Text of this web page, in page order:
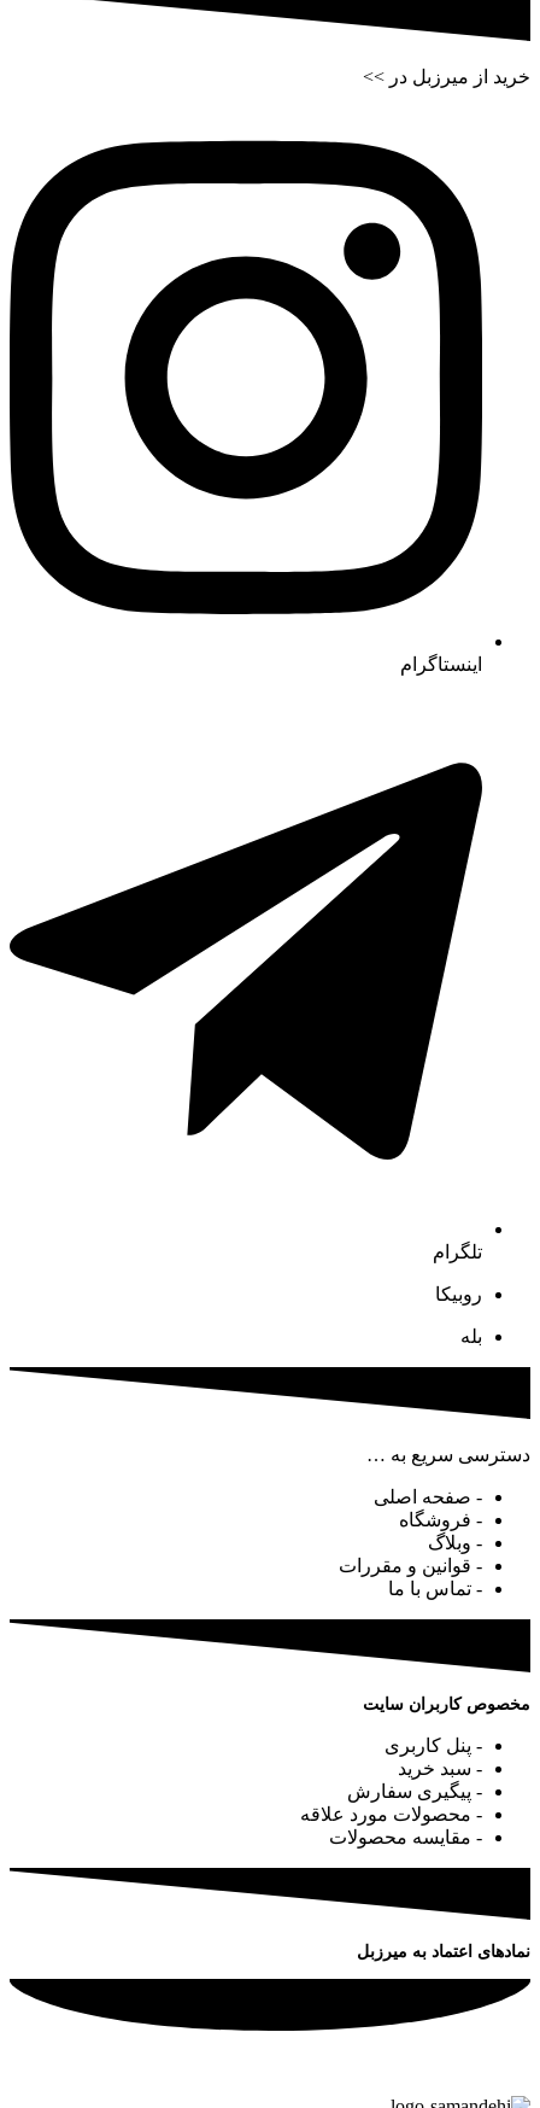
خرید از میرزبل در >>
اینستاگرام
تلگرام
روبیکا
بله
دسترسی سریع به …
- صفحه اصلی
- فروشگاه
- وبلاگ
- قوانین و مقررات
- تماس با ما
مخصوص کاربران سایت
- پنل کاربری
- سبد خرید
- پیگیری سفارش
- محصولات مورد علاقه
- مقایسه محصولات
نمادهای اعتماد به میرزبل